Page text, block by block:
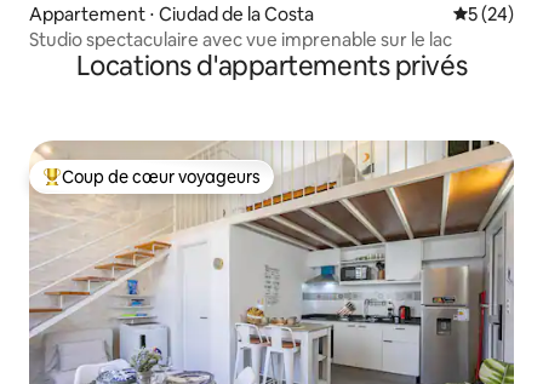
Appartement ⋅ Ciudad de la Costa
5 (24)
Studio spectaculaire avec vue imprenable sur le lac
Locations d'appartements privés
Coups de cœur voyageurs les plus appréciés
Coup de cœur voyageurs